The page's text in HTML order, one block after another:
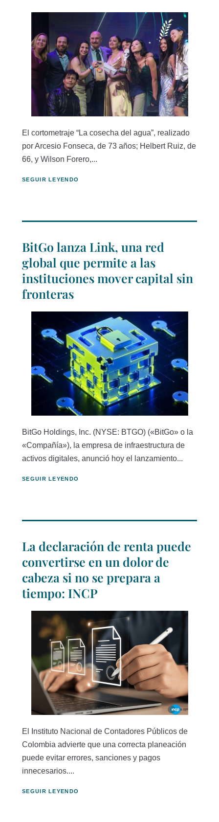
El cortometraje “La cosecha del agua”, realizado
por Arcesio Fonseca, de 73 años; Helbert Ruiz, de
66, y Wilson Forero,...
SEGUIR LEYENDO
BitGo lanza Link, una red
global que permite a las
instituciones mover capital sin
fronteras
BitGo Holdings, Inc. (NYSE: BTGO) («BitGo» o la
«Compañía»), la empresa de infraestructura de
activos digitales, anunció hoy el lanzamiento...
SEGUIR LEYENDO
La declaración de renta puede
convertirse en un dolor de
cabeza si no se prepara a
tiempo: INCP
El Instituto Nacional de Contadores Públicos de
Colombia advierte que una correcta planeación
puede evitar errores, sanciones y pagos
innecesarios....
SEGUIR LEYENDO